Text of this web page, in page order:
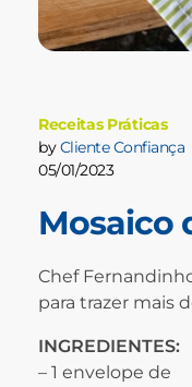
Mosaico
05/01/2023
by Cliente Confiança
Receitas Práticas
Chef F
para trazer mais
INGREDIENTES:
– 1 envelope de